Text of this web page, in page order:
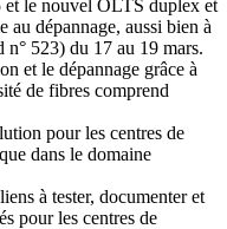
et le nouvel OLTS duplex et
dépannage, aussi bien à
n° 523) du 17 au 19 mars.
et le dépannage grâce à
de fibres comprend
pour les centres de
dans le domaine
à tester, documenter et
pour les centres de